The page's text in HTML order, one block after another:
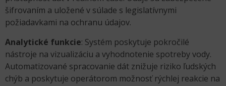
šifrovaním a uložené v súlade s legislatívnymi
požiadavkami na ochranu údajov.
Analytické funkcie: Systém poskytuje pokročilé
nástroje na vizualizáciu a vyhodnotenie spotreby vody.
Automatizované spracovanie dát znižuje riziko ľudských
chýb a poskytuje operátorom možnosť rýchlej reakcie na